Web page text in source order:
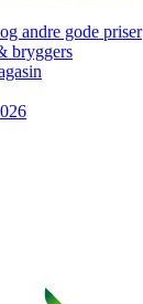
andre gode priser
bryggers